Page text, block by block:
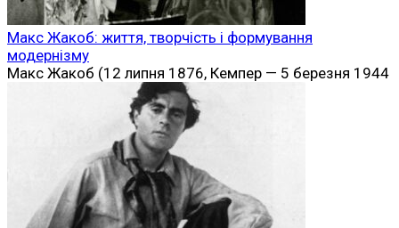
Макс Жакоб: життя, творчість і формування
модернізму
Макс Жакоб (12 липня 1876, Кемпер — 5 березня 1944